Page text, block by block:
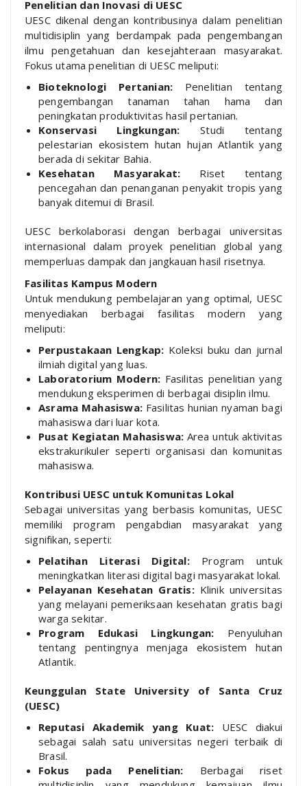
Penelitian dan Inovasi di UESC
UESC dikenal dengan kontribusinya dalam penelitian
multidisiplin yang berdampak pada pengembangan
ilmu pengetahuan dan kesejahteraan masyarakat.
Fokus utama penelitian di UESC meliputi:
Bioteknologi Pertanian: Penelitian tentang
pengembangan tanaman tahan hama dan
peningkatan produktivitas hasil pertanian.
Konservasi Lingkungan: Studi tentang
pelestarian ekosistem hutan hujan Atlantik yang
berada di sekitar Bahia.
Kesehatan Masyarakat: Riset tentang
pencegahan dan penanganan penyakit tropis yang
banyak ditemui di Brasil.
UESC berkolaborasi dengan berbagai universitas
internasional dalam proyek penelitian global yang
memperluas dampak dan jangkauan hasil risetnya.
Fasilitas Kampus Modern
Untuk mendukung pembelajaran yang optimal, UESC
menyediakan berbagai fasilitas modern yang
meliputi:
Perpustakaan Lengkap: Koleksi buku dan jurnal
ilmiah digital yang luas.
Laboratorium Modern: Fasilitas penelitian yang
mendukung eksperimen di berbagai disiplin ilmu.
Asrama Mahasiswa:Fasilitas hunian nyaman bagi
mahasiswa dari luar kota.
Pusat Kegiatan Mahasiswa: Area untuk aktivitas
ekstrakurikuler seperti organisasi dan komunitas
mahasiswa.
Kontribusi UESC untuk Komunitas Lokal
Sebagai universitas yang berbasis komunitas, UESC
memiliki program pengabdian masyarakat yang
signifikan, seperti:
Pelatihan Literasi Digital:Program untuk
meningkatkan literasi digital bagi masyarakat lokal.
Pelayanan Kesehatan Gratis:Klinik universitas
yang melayani pemeriksaan kesehatan gratis bagi
warga sekitar.
Program Edukasi Lingkungan: Penyuluhan
tentang pentingnya menjaga ekosistem hutan
Atlantik.
Keunggulan State University of Santa Cruz
(UESC)
Reputasi Akademik yang Kuat: UESC diakui
sebagai salah satu universitas negeri terbaik di
Brasil.
Fokus pada Penelitian: Berbagai riset